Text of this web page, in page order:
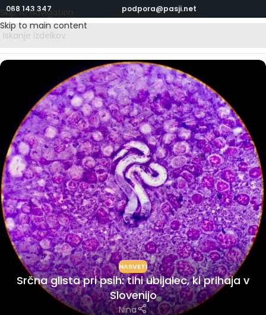
Skip to navigation
Skip to main content
068 143 347 podpora@pasji.net
NASVETI
Srčna glista pri psih: tihi ubijalec, ki prihaja v
Slovenijo
Nina